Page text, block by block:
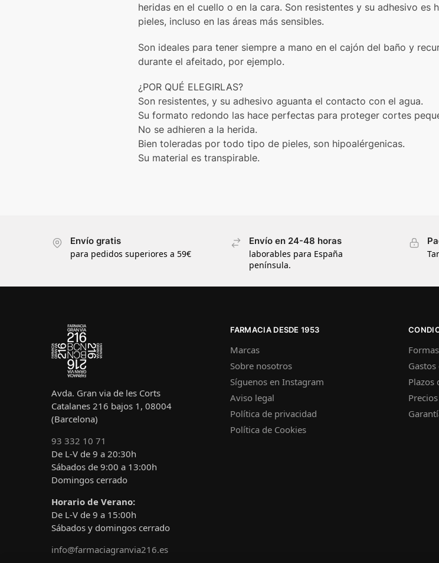
heridas en el cuello o en la cara. Son resistentes y su adhesivo
pieles, incluso en las áreas más sensibles.
Son ideales para tener siempre a mano en el cajón del baño y
durante el afeitado, por ejemplo.
¿POR QUÉ ELEGIRLAS?
Son resistentes, y su adhesivo aguanta el contacto con el agua.
Su formato redondo las hace perfectas para proteger cortes
No se adhieren a la herida.
Bien toleradas por todo tipo de pieles, son hipoalérgenicas.
Su material es transpirable.
Envío gratis
para pedidos superiores a 59€
Envío en 24-48 horas
laborables para España
península.
Avda. Gran via de les Corts
Catalanes 216 bajos 1, 08004
(Barcelona)
93 332 10 71
De L-V de 9 a 20:30h
Sábados de 9:00 a 13:00h
Domingos cerrado
Horario de Verano:
De L-V de 9 a 15:00h
Sábados y domingos cerrado
info@farmaciagranvia216.es
FARMACIA DESDE 1953
Marcas
Sobre nosotros
Síguenos en Instagram
Aviso legal
Política de privacidad
Política de Cookies
Plazos